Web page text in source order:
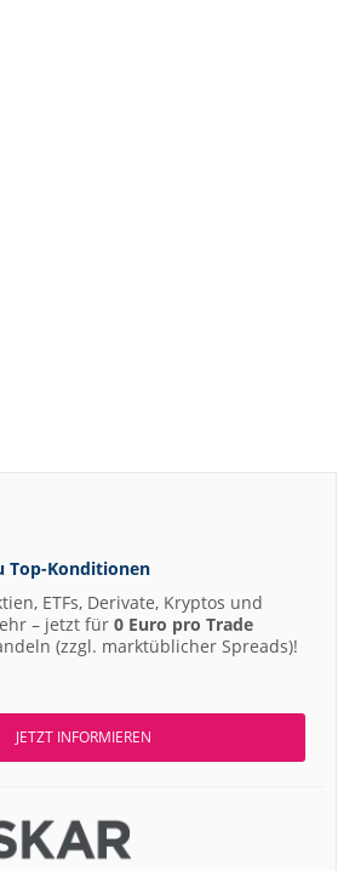
Top-Konditionen
ETFs, Derivate, Kryptos und
– jetzt für 0 Euro pro Trade
(zzgl. marktüblicher Spreads)!
JETZT INFORMIEREN